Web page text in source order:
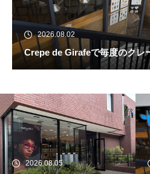
2026.08.02
Crepe de Girafeで毎度のクレ
2026.08.05
続 Alain
oyamaでメ